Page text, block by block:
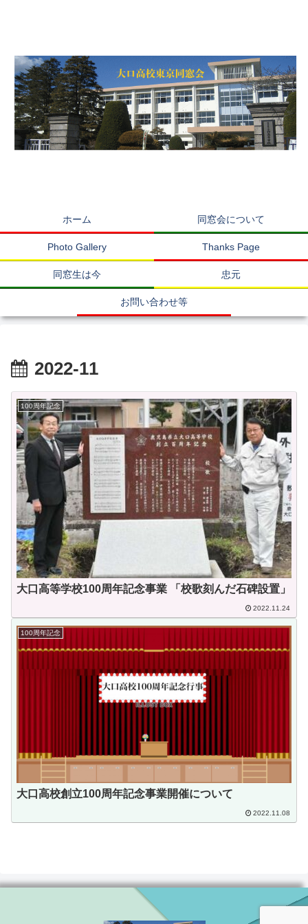
ホーム 同窓会について
Photo Gallery Thanks Page
同窓生は今 忠元
お問い合わせ等
2022-11
100周年記念
大口高等学校100周年記念事業 「校歌刻んだ石碑設置」
2022.11.24
100周年記念
大口高校創立100周年記念事業開催について
2022.11.08